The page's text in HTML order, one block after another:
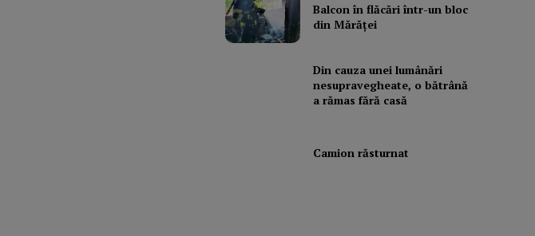
Balcon în flăcări într-un bloc
din Mărăţei
Din cauza unei lumânări
nesupravegheate, o bătrână
a rămas fără casă
Camion răsturnat